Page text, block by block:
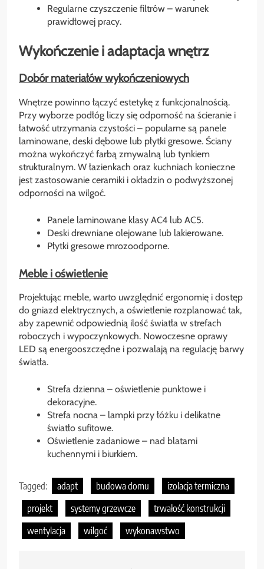
Regularne czyszczenie filtrów – warunek
prawidłowej pracy.
Wykończenie i adaptacja wnętrz
Dobór materiałów wykończeniowych
Wnętrze powinno łączyć estetykę z funkcjonalnością.
Przy wyborze podłóg liczy się odporność na ścieranie i
łatwość utrzymania czystości – popularne są panele
laminowane, deski dębowe lub płytki gresowe. Ściany
można wykończyć farbą zmywalną lub tynkiem
strukturalnym. W łazienkach oraz kuchniach konieczne
jest zastosowanie ceramiki i okładzin o podwyższonej
odporności na wilgoć.
Panele laminowane klasy AC4 lub AC5.
Deski drewniane olejowane lub lakierowane.
Płytki gresowe mrozoodporne.
Meble i oświetlenie
Projektując meble, warto uwzględnić ergonomię i dostęp
do gniazd elektrycznych, a oświetlenie rozplanować tak,
aby zapewnić odpowiednią ilość światła w strefach
roboczych i wypoczynkowych. Nowoczesne oprawy
LED są energooszczędne i pozwalają na regulację barwy
światła.
Strefa dzienna – oświetlenie punktowe i
dekoracyjne.
Strefa nocna – lampki przy łóżku i delikatne
światło sufitowe.
Oświetlenie zadaniowe – nad blatami
kuchennymi i biurkiem.
Tagged: adapt budowa domu
izolacja termiczna
projekt
systemy grzewcze
trwałość konstrukcji
wentylacja
wilgoć wykonawstwo